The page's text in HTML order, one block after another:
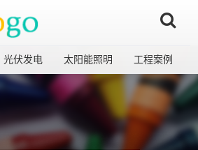
光伏发电 太阳能照明 工程案例